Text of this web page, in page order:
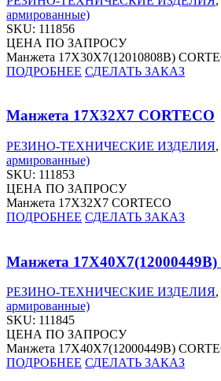
армированные)
SKU: 111856
ЦЕНА ПО ЗАПРОСУ
Манжета 17X30X7(12010808B)
ПОДРОБНЕЕ СДЕЛАТЬ ЗАКАЗ
Манжета 17X32X7 CORTECO
РЕЗИНО-ТЕХНИЧЕСКИЕ ИЗДЕЛИЯ,
армированные)
SKU: 111853
ЦЕНА ПО ЗАПРОСУ
Манжета 17X32X7 CORTECO
ПОДРОБНЕЕ СДЕЛАТЬ ЗАКАЗ
Манжета
РЕЗИНО-ТЕХНИЧЕСКИЕ ИЗДЕЛИЯ,
армированные)
SKU: 111845
ЦЕНА ПО ЗАПРОСУ
Манжета 17X40X7(12000449B)
ПОДРОБНЕЕ СДЕЛАТЬ ЗАКАЗ